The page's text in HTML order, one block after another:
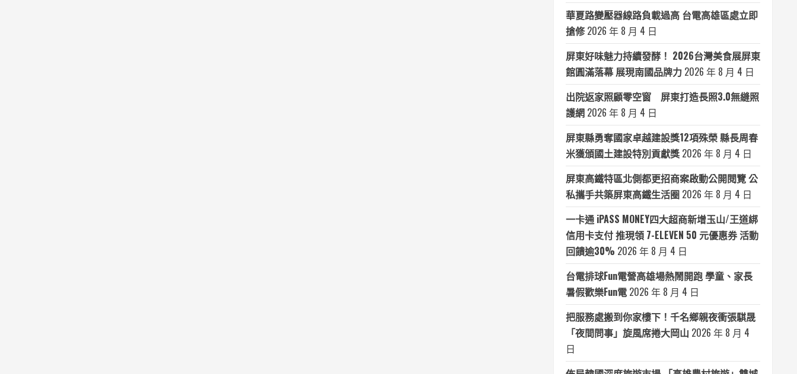
華夏路變壓器線路負載過高 台電高雄區處立即
搶修 2026 年 8 月 4 日
屏東好味魅力持續發酵！ 2026台灣美食展屏東
館圓滿落幕 展現南國品牌力 2026 年 8 月 4 日
出院返家照顧零空窗 屏東打造長照3.0無縫照
護網 2026 年 8 月 4 日
屏東縣勇奪國家卓越建設獎12項殊榮 縣長周春
米獲頒國土建設特別貢獻獎 2026 年 8 月 4 日
屏東高鐵特區北側都更招商案啟動公開閱覽 公
私攜手共築屏東高鐵生活圈 2026 年 8 月 4 日
一卡通 iPASS MONEY四大超商新增玉山/王道綁
信用卡支付 推現領 7-ELEVEN 50 元優惠券 活動
回饋逾30% 2026 年 8 月 4 日
台電排球Fun電營高雄場熱鬧開跑 學童、家長
暑假歡樂Fun電 2026 年 8 月 4 日
把服務處搬到你家樓下！千名鄉親夜衝張騏晟
「夜間問事」旋風席捲大岡山 2026 年 8 月 4
日